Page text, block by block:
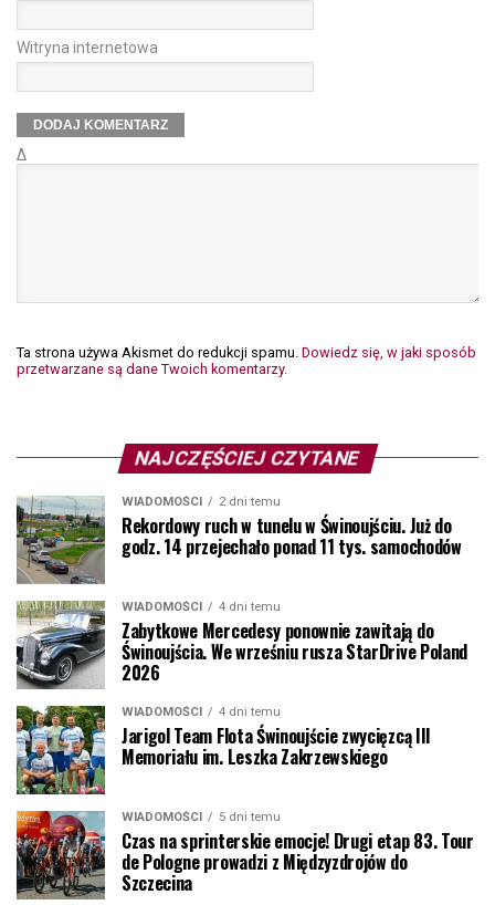
Witryna internetowa
Δ
Ta strona używa Akismet do redukcji spamu. Dowiedz się, w jaki sposób
przetwarzane są dane Twoich komentarzy.
NAJCZĘŚCIEJ CZYTANE
WIADOMOŚCI 2 dni temu
Rekordowy ruch w tunelu w Świnoujściu. Już do
godz. 14 przejechało ponad 11 tys. samochodów
WIADOMOŚCI 4 dni temu
Zabytkowe Mercedesy ponownie zawitają do
Świnoujścia. We wrześniu rusza StarDrive Poland
2026
WIADOMOŚCI 4 dni temu
Jarigol Team Flota Świnoujście zwycięzcą III
Memoriału im. Leszka Zakrzewskiego
WIADOMOŚCI 5 dni temu
Czas na sprinterskie emocje! Drugi etap 83. Tour
de Pologne prowadzi z Międzyzdrojów do
Szczecina